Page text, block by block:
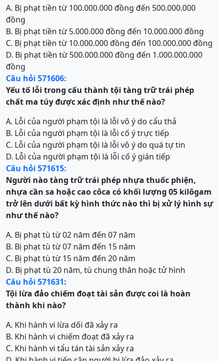
A. Bị phạt tiền từ 100.000.000 đồng đến 500.000.000
đồng
B. Bị phạt tiền từ 5.000.000 đồng đến 10.000.000 đồng
C. Bị phạt tiền từ 10.000.000 đồng đến 100.000.000 đồng
D. Bị phạt tiền từ 500.000.000 đồng đến 1.000.000.000
đồng
Câu hỏi 571606:
Yếu tố lỗi trong cấu thành tội tàng trữ trái phép
chất ma túyđược xác định như thế nào?
A. Lỗi của người phạm tội là lỗi vô ý do cẩu thả
B. Lỗi của người phạm tội là lỗi cố ý trực tiếp
C. Lỗi của người phạm tội là lỗi vô ý do quá tự tin
D. Lỗi của người phạm tội là lỗi cố ý gián tiếp
Câu hỏi 571615:
Người nào tàng trữ trái phép nhựa thuốc phiện,
nhựa cần sa hoặc cao côca có khối lượng 05 kilôgam
trở lên dưới bất kỳ hình thức nào thì bị xử lý hình sự
như thế nào?
A. Bị phạt tù từ 02 năm đến 07 năm
B. Bị phạt tù từ 07 năm đến 15 năm
C. Bị phạt tù từ 15 năm đến 20 năm
D. Bị phạt tù 20 năm, tù chung thân hoặc tử hình
Câu hỏi 571631:
Tội lừa đảo chiếm đoạt tài sản được coi là hoàn
thành khi nào?
A. Khi hành vi lừa dối đã xảy ra
B. Khi hành vi chiếm đoạt đã xảy ra
C. Khi hành vi tẩu tán tài sản xảy ra